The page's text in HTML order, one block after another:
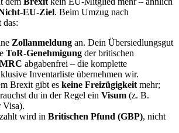
EU-Ziel. Beim Umzug nach
das:
Zollanmeldung an. Dein Übersiedlungsgut
ToR-Genehmigung der britischen
abgabenfrei – die komplette
Inventarliste übernehmen wir.
Brexit gibt es keine Freizügigkeit mehr;
du in der Regel ein Visum (z. B.
Visa).
wird in Britischen Pfund (GBP), nicht